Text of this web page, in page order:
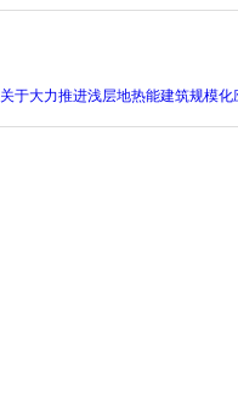
关于大力推进浅层地热能建筑规模